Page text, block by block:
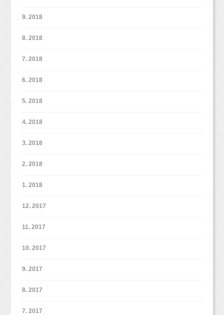
9. 2018
8. 2018
7. 2018
6. 2018
5. 2018
4. 2018
3. 2018
2. 2018
1. 2018
12. 2017
11. 2017
10. 2017
9. 2017
8. 2017
7. 2017